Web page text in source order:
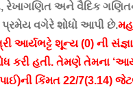
રેખાગણિત અને વૈદિક
પ્રમેય વગેરે શોધો આપી છે.
આર્યભટ્ટે શૂન્ય (0) ની
કરી હતી. તેમણે તેમના
કિંમત 22/7(3.14)